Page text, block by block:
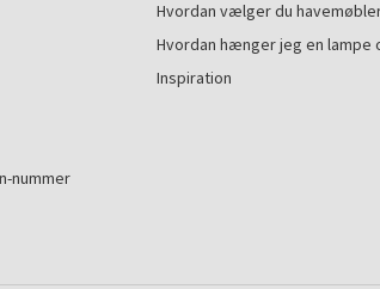
nummer
Hvordan vælger du
Hvordan hænger jeg en lampe
Inspiration